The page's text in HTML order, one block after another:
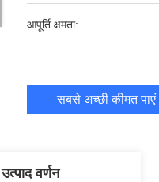
आपूर्ति क्षमता:
सबसे अच्छी कीमत पाएं
उत्पाद वर्णन